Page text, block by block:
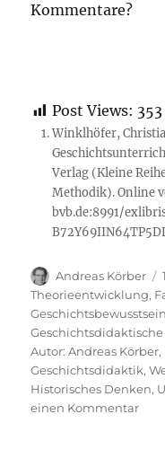
Kommentare?
Post Views: 353
Winklhöfer,
Verlag (Kleine
Methodik). Online
bvb.de:8991/
Autor
Andreas Körber
Theorieentwicklung,
Autor: Andreas Körber,
Geschichtsdidaktik,
Historisches Denken,
einen Kommentarzu